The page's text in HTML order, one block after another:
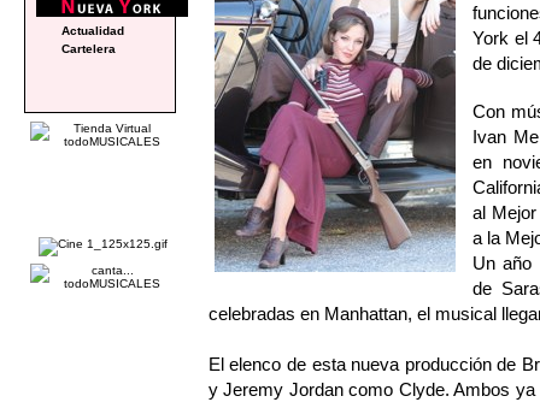
York el
de
Con
Ivan
en
al
a la
Un año
de
celebradas en Manhattan, el musical
El elenco de esta nueva producción de
y Jeremy Jordan como Clyde. Ambos
Actualidad
Cartelera